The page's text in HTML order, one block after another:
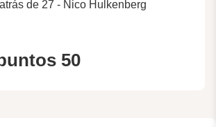
de 27 - Nico Hulkenberg
50